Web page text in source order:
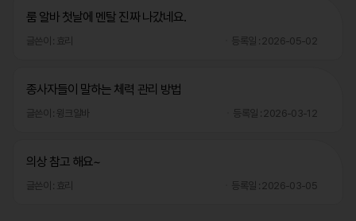
룸 알바 첫날에 멘탈 진짜 나갔네요.
글쓴이 : 효리 등록일 : 2026-05-02
종사자들이 말하는 체력 관리 방법
글쓴이 : 윙크알바 등록일 : 2026-03-12
의상 참고 해요~
글쓴이 : 효리 등록일 : 2026-03-05